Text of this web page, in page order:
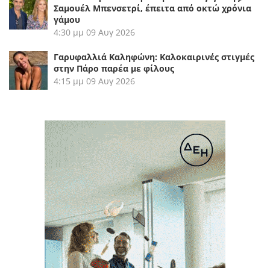
Σαμουέλ Μπενσετρί, έπειτα από οκτώ χρόνια
γάμου
4:30 μμ 09 Αυγ 2026
Γαρυφαλλιά Καληφώνη: Καλοκαιρινές στιγμές
στην Πάρο παρέα με φίλους
4:15 μμ 09 Αυγ 2026